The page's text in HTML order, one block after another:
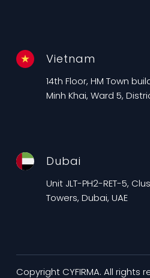
Vietnam
14th Floor, HM Town
Minh Khai, Ward 5,
Dubai
Unit JLT-PH2-RET-5,
Towers, Dubai, UAE
Copyright CYFIRMA. All rights